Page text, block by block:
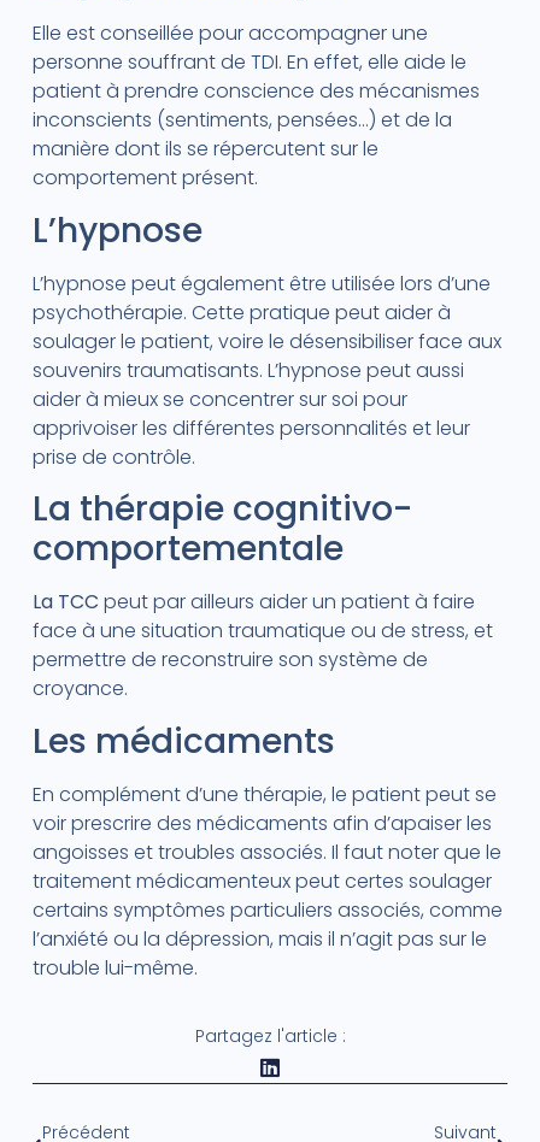
Elle est conseillée pour accompagner une
personne souffrant de TDI. En effet, elle aide le
patient à prendre conscience des mécanismes
inconscients (sentiments, pensées…) et de la
manière dont ils se répercutent sur le
comportement présent.
L’hypnose
L’hypnose peut également être utilisée lors d’une
psychothérapie. Cette pratique peut aider à
soulager le patient, voire le désensibiliser face aux
souvenirs traumatisants. L’hypnose peut aussi
aider à mieux se concentrer sur soi pour
apprivoiser les différentes personnalités et leur
prise de contrôle.
La thérapie cognitivo-
comportementale
La TCC peut par ailleurs aider un patient à faire
face à une situation traumatique ou de stress, et
permettre de reconstruire son système de
croyance.
Les médicaments
En complément d’une thérapie, le patient peut se
voir prescrire des médicaments afin d’apaiser les
angoisses et troubles associés. Il faut noter que le
traitement médicamenteux peut certes soulager
certains symptômes particuliers associés, comme
l’anxiété ou la dépression, mais il n’agit pas sur le
trouble lui-même.
Partagez l'article :
Précédent Suivant